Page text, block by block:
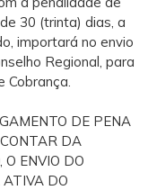
30 (trinta) dias, a
importará no envio
Regional, para
DE PENA
DA
O ENVIO DO
DO